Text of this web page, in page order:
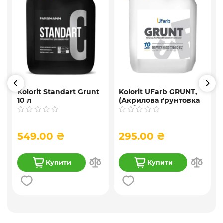
Kolorit Standart Grunt
10 л
549.00 ₴
Купити
Kolorit UFarb GRUNТ,
(Акрилова ґрунтовка
глибокого
295.00 ₴
Купити